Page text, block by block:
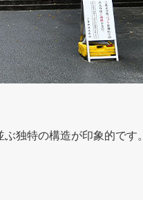
独特の構造が印象的です。